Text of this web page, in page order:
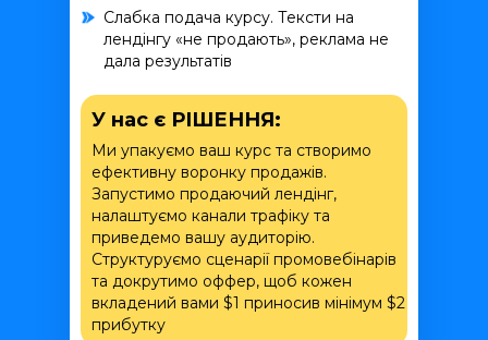
У нас є РІШЕННЯ:
Ми упакуємо ваш курс та створимо
ефективну воронку продажів.
Запустимо продаючий лендінг,
налаштуємо канали трафіку та
приведемо вашу аудиторію.
Структуруємо сценарії промовебінарів
та докрутимо оффер, щоб кожен
вкладений вами $1 приносив мінімум $2
прибутку
Слабка подача курсу. Тексти на
лендінгу «не продають», реклама не
дала результатів